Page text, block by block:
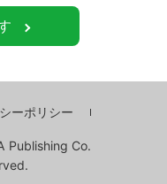
ーポリシー
Publishing Co.